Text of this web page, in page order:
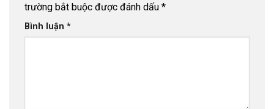
trường bắt buộc được đánh dấu *
Bình luận *